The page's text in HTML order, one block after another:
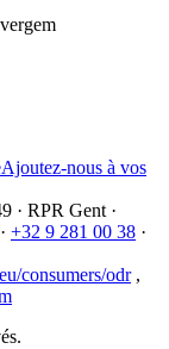
Ajoutez-nous à vos
· RPR Gent ·
· +32 9 281 00 38 ·
consumers/odr ,